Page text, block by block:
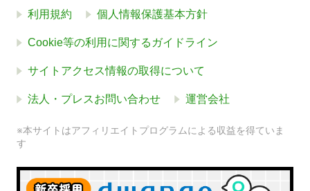
利用規約 個人情報保護基本方針
Cookie等の利用に関するガイドライン
サイトアクセス情報の取得について
法人・プレスお問い合わせ 運営会社
※本サイトはアフィリエイトプログラムによる収益を得ていま
す